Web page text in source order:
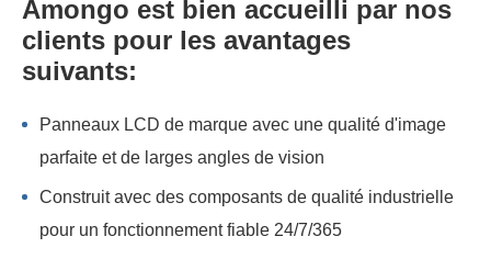
Amongo est bien accueilli par nos
clients pour les avantages
suivants:
Panneaux LCD de marque avec une qualité d'image
parfaite et de larges angles de vision
Construit avec des composants de qualité industrielle
pour un fonctionnement fiable 24/7/365